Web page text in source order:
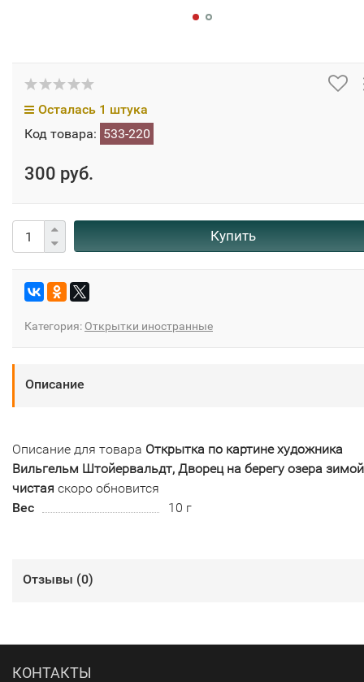
Осталась 1 штука
Код товара: 533-220
300 руб.
Купить
Категория: Открытки иностранные
Описание
Описание для товара Открытка по картине художника
Вильгельм Штойервальдт, Дворец на берегу озера
чистая скоро обновится
Вес
10 г
Отзывы (0)
КОНТАКТЫ